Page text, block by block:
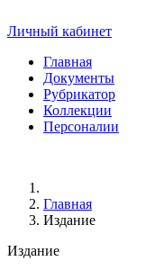
Личный кабинет
Главная
Документы
Рубрикатор
Коллекции
Персоналии
Главная
Издание
Издание